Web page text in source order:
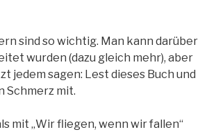
sind so wichtig. Man kann darüber
wurden (dazu gleich mehr), aber
jedem sagen: Lest dieses Buch und
Schmerz mit.
mit „Wir fliegen, wenn wir fallen“